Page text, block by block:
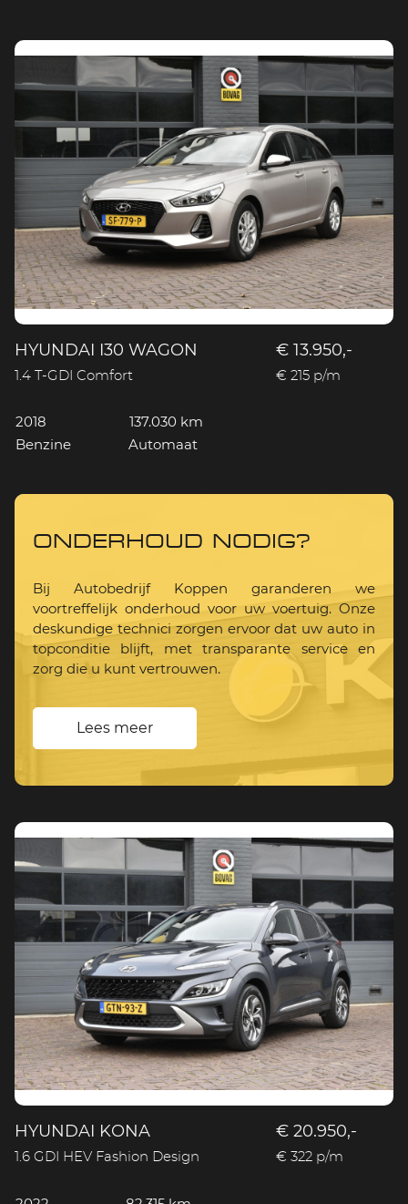
HYUNDAI I30 WAGON
1.4 T-GDI Comfort
€ 13.950,-
€ 215 p/m
2018
137.030 km
Benzine
Automaat
ONDERHOUD NODIG?
Bij Autobedrijf Koppen garanderen we
voortreffelijk onderhoud voor uw voertuig. Onze
deskundige technici zorgen ervoor dat uw auto in
topconditie blijft, met transparante service en
zorg die u kunt vertrouwen.
Lees meer
HYUNDAI KONA
1.6 GDI HEV Fashion Design
€ 20.950,-
€ 322 p/m